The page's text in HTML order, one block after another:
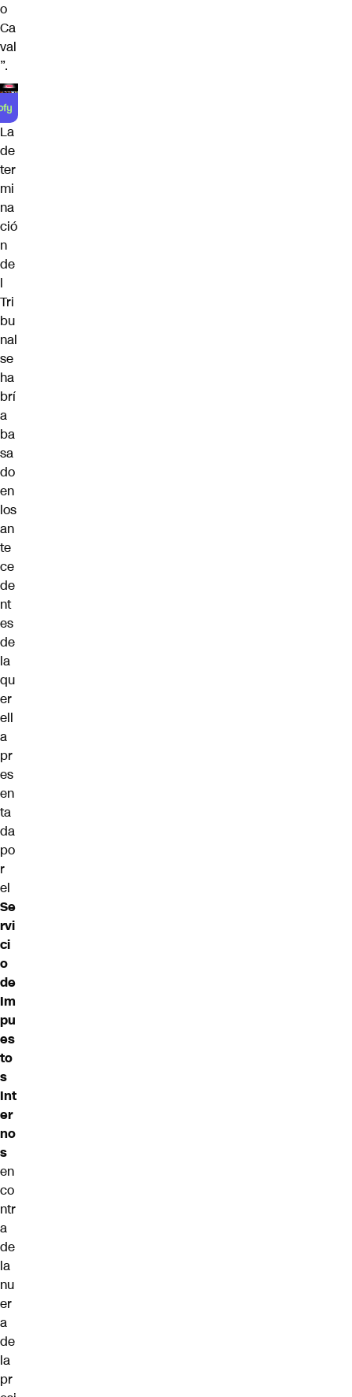
o
Ca
val
”.
La
de
ter
mi
na
ció
n
de
l
Tri
bu
nal
se
ha
brí
a
ba
sa
do
en
los
an
te
ce
de
nt
es
de
la
qu
er
ell
a
pr
es
en
ta
da
po
r
el
Se
rvi
ci
o
de
Im
pu
es
to
s
Int
er
no
s
en
co
ntr
a
de
la
nu
er
a
de
la
pr